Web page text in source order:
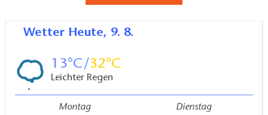
Wetter Heute, 9. 8.
13 32
Leichter Regen
Montag Dienstag